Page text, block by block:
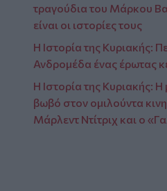
τραγούδια του Μάρκου
είναι οι ιστορίες τους
Η Ιστορία της Κυριακής:
Ανδρομέδα ένας έρωτας
Η Ιστορία της Κυριακής:
βωβό στον ομιλούντα
Μάρλεντ Ντίτριχ και ο